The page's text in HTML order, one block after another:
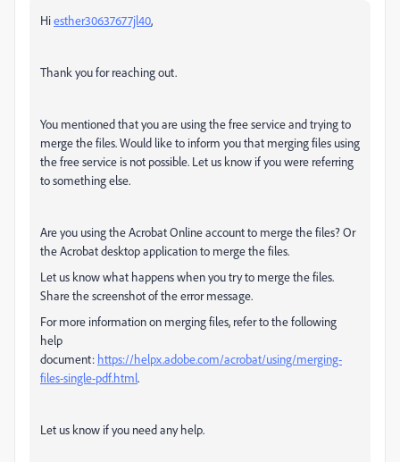
Hiesther30637677jl40,
Thank you for reaching out.
You mentioned that you are using the free service and trying to
merge the files. Would like to inform you that merging files using
the free service is not possible. Let us know if you were referring
to something else.
Are you using the Acrobat Online account to merge the files? Or
the Acrobat desktop application to merge the files.
Let us know what happens when you try to merge the files.
Share the screenshot of the error message.
For more information on merging files, refer to the following
help
document: https://helpx.adobe.com/acrobat/using/merging-
files-single-pdf.html.
Let us know if you need any help.